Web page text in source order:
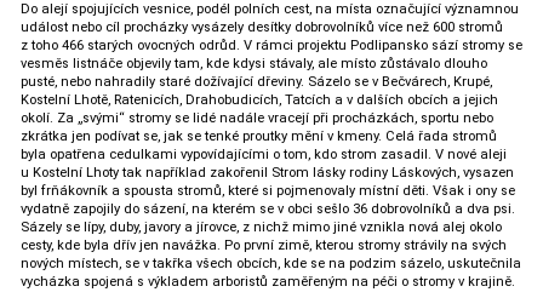
Do alejí spojujících vesnice, podél polních cest, na místa označující významnou
událost nebo cíl procházky vysázely desítky dobrovolníků více než 600 stromů
z toho 466 starých ovocných odrůd. V rámci projektu Podlipansko sází stromy se
vesměs listnáče objevily tam, kde kdysi stávaly, ale místo zůstávalo dlouho
pusté, nebo nahradily staré dožívající dřeviny. Sázelo se v Bečvárech, Krupé,
Kostelní Lhotě, Ratenicích, Drahobudicích, Tatcích a v dalších obcích a jejich
okolí. Za „svými“ stromy se lidé nadále vracejí při procházkách, sportu nebo
zkrátka jen podívat se, jak se tenké proutky mění v kmeny. Celá řada stromů
byla opatřena cedulkami vypovídajícími o tom, kdo strom zasadil. V nové aleji
u Kostelní Lhoty tak například zakořenil Strom lásky rodiny Láskových, vysazen
byl frňákovník a spousta stromů, které si pojmenovaly místní děti. Však i ony se
vydatně zapojily do sázení, na kterém se v obci sešlo 36 dobrovolníků a dva psi.
Sázely se lípy, duby, javory a jírovce, z nichž mimo jiné vznikla nová alej okolo
cesty, kde byla dřív jen navážka. Po první zimě, kterou stromy strávily na svých
nových místech, se v takřka všech obcích, kde se na podzim sázelo, uskutečnila
vycházka spojená s výkladem arboristů zaměřeným na péči o stromy v krajině.